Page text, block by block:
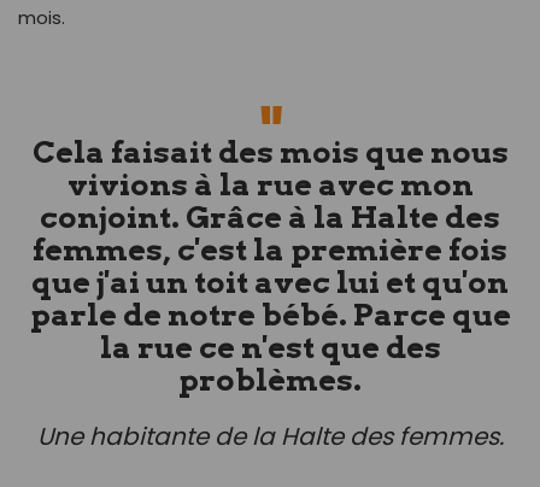
mois.
Cela faisait des mois que nous
vivions à la rue avec mon
conjoint. Grâce à la Halte des
femmes, c'est la première fois
que j'ai un toit avec lui et qu'on
parle de notre bébé. Parce que
la rue ce n'est que des
problèmes.
Une habitante de la Halte des femmes.